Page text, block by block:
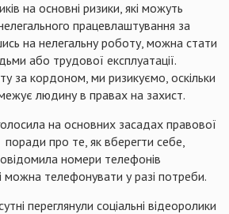
на основні ризики, які можуть
працевлаштування за
на нелегальну роботу, можна стати
або трудової експлуатації.
за кордоном, ми ризикуємо, оскільки
людину в правах на захист.
на основних засадах правової
про те, як вберегти себе,
номери телефонів
можна телефонувати у разі потреби.
переглянули соціальні відеоролики